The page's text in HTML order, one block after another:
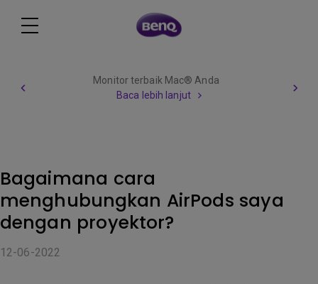
Monitor terbaik Mac® Anda
Baca lebih lanjut
Bagaimana cara
menghubungkan AirPods saya
dengan proyektor?
12-06-2022